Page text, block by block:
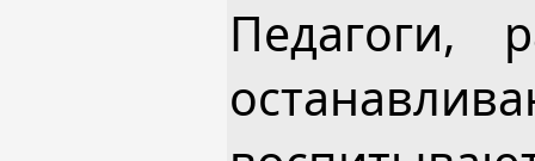
Педагоги,